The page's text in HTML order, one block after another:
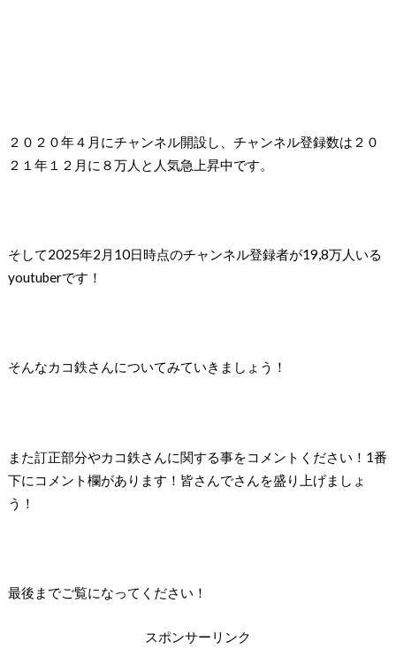
２０２０年４月にチャンネル開設し、チャンネル登録数は２０
２１年１２月に８万人と人気急上昇中です。
そして2025年2月10日時点のチャンネル登録者が19,8万人いる
youtuberです！
そんなカコ鉄さんについてみていきましょう！
また訂正部分やカコ鉄さんに関する事をコメントください！ 1番
下にコメント欄があります！皆さんでさんを盛り上げましょ
う！
最後までご覧になってください！
スポンサーリンク